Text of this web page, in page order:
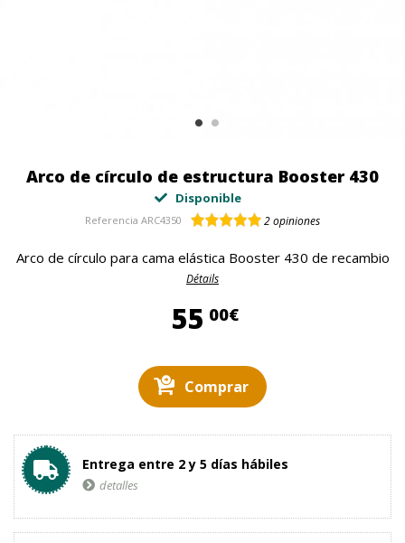
Arco de círculo de estructura Booster 430
Disponible
Referencia ARC4350 2opiniones
Arco de círculo para cama elástica Booster 430 de recambio
Détails
55 00€55,00 €
Comprar
Entrega entre 2 y 5 días hábiles
detalles